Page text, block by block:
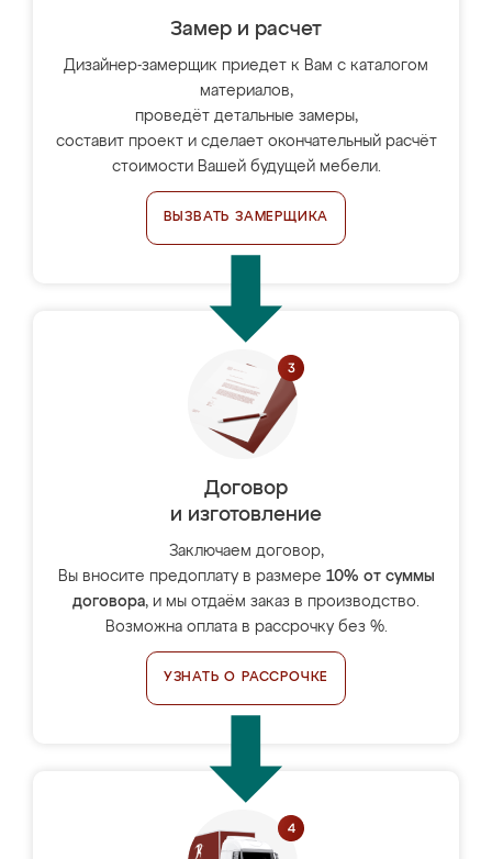
Замер и расчет
Дизайнер-замерщик приедет к Вам с каталогом
материалов,
проведёт детальные замеры,
составит проект и сделает окончательный расчёт
стоимости Вашей будущей мебели.
ВЫЗВАТЬ ЗАМЕРЩИКА
Договор
и изготовление
Заключаем договор,
Вы вносите предоплату в размере 10% от суммы
договора, и мы отдаём заказ в производство.
Возможна оплата в рассрочку без %.
УЗНАТЬ О РАССРОЧКЕ